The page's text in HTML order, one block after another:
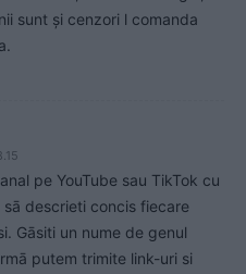
sunt și cenzori l comanda
pe YouTube sau TikTok cu
descrieti concis fiecare
Gāsiti un nume de genul
putem trimite link-uri si